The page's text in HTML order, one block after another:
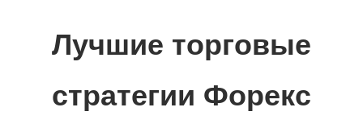
Лучшие торговые
стратегии Форекс